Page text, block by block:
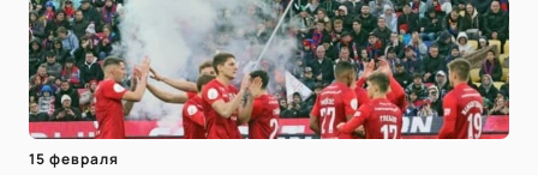
15 февраля